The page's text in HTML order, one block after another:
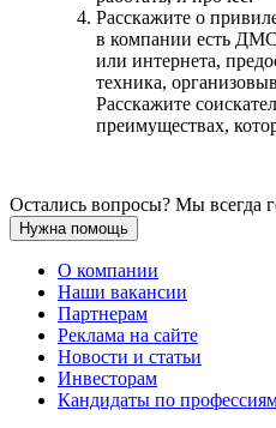
Расскажите о
в компании есть
или интернета,
техника,
Расскажите
преимуществах,
Остались вопросы? Мы всегда
Нужна помощь
О компании
Наши вакансии
Партнерам
Реклама на сайте
Новости и статьи
Инвесторам
Кандидаты по